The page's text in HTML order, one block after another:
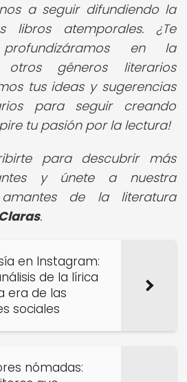
a seguir difundiendo la
libros atemporales. ¿Te
en la
géneros literarios
tus ideas y sugerencias
para seguir creando
tu pasión por la lectura!
para descubrir más
y únete a nuestra
de la literatura
.
en Instagram:
de la lírica
era de las
sociales
nómadas: